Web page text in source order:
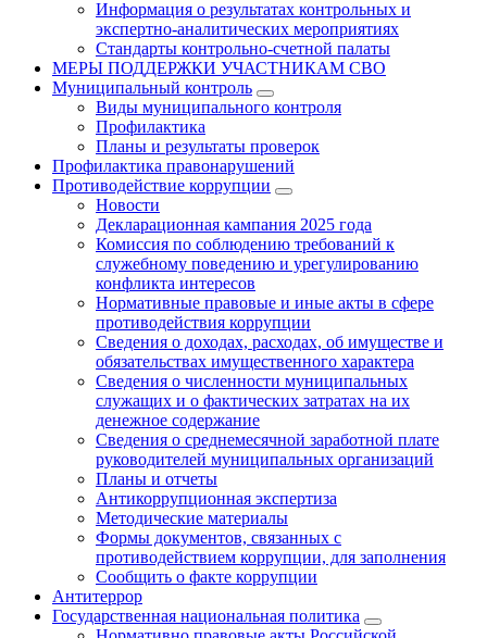
Информация о результатах контрольных и
экспертно-аналитических мероприятиях
Стандарты контрольно-счетной палаты
МЕРЫ ПОДДЕРЖКИ УЧАСТНИКАМ СВО
Муниципальный контроль
Виды муниципального контроля
Профилактика
Планы и результаты проверок
Профилактика правонарушений
Противодействие коррупции
Новости
Декларационная кампания 2025 года
Комиссия по соблюдению требований к
служебному поведению и урегулированию
конфликта интересов
Нормативные правовые и иные акты в сфере
противодействия коррупции
Сведения о доходах, расходах, об имуществе и
обязательствах имущественного характера
Сведения о численности муниципальных
служащих и о фактических затратах на их
денежное содержание
Сведения о среднемесячной заработной плате
руководителей муниципальных организаций
Планы и отчеты
Антикоррупционная экспертиза
Методические материалы
Формы документов, связанных с
противодействием коррупции, для заполнения
Сообщить о факте коррупции
Антитеррор
Государственная национальная политика